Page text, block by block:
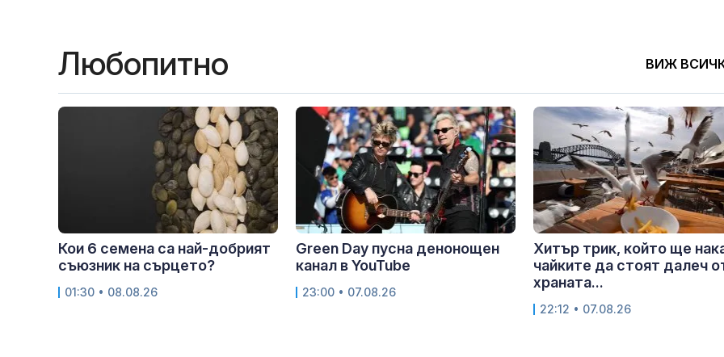
Любопитно ВИЖ
Кои 6 семена са най-добрият
съюзник на сърцето?
01:30 • 08.08.26
Green Day пусна денонощен
канал в YouTube
23:00 • 07.08.26
Хитър трик, който ще
чайките да стоят далеч
храната...
22:12 • 07.08.26